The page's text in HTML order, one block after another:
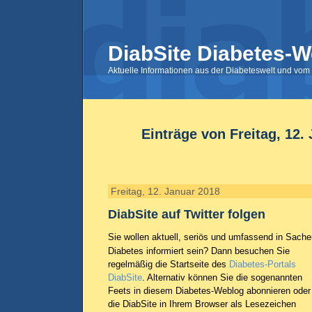
DiabSite Diabetes-
Aktuelle Informationen aus der Diabeteswelt und
Einträge von Freitag, 12.
Freitag, 12. Januar 2018
DiabSite auf Twitter folgen
Sie wollen aktuell, seriös und umfassend in
Diabetes informiert sein? Dann besuchen Sie
regelmäßig die Startseite des Diabetes-Portals
DiabSite. Alternativ können Sie die sogenannten
Feets in diesem Diabetes-Weblog abonnieren oder
die DiabSite in Ihrem Browser als Lesezeichen